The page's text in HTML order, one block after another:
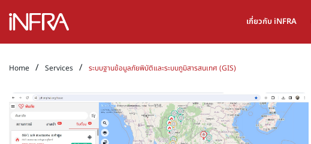
เกี่ยวกับ iNFRA
Home / Services / ระบบฐานข้อมูลภัยพิบัติและระบบภูมิสารสนเทศ (GIS)